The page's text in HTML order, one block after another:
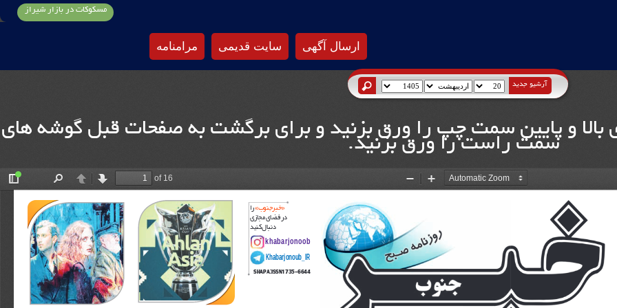
مسکوکات در بازار شیراز
آرشیو جدید
مرامنامه سایت قدیمی ارسال آگهی
و پایین سمت چپ را ورق بزنید و برای برگشت به صفحات قبل گوشه های
سمت راست را ورق بزنید.
Toggle
PreviousNext
of 16
Zoom
Zoom
را «جنوبخبر»
مجازي
فضاي د
كنيد نبال د
SHAPA:ISSN1735-6644
Khabarjonoub_IR
khabarjonoob